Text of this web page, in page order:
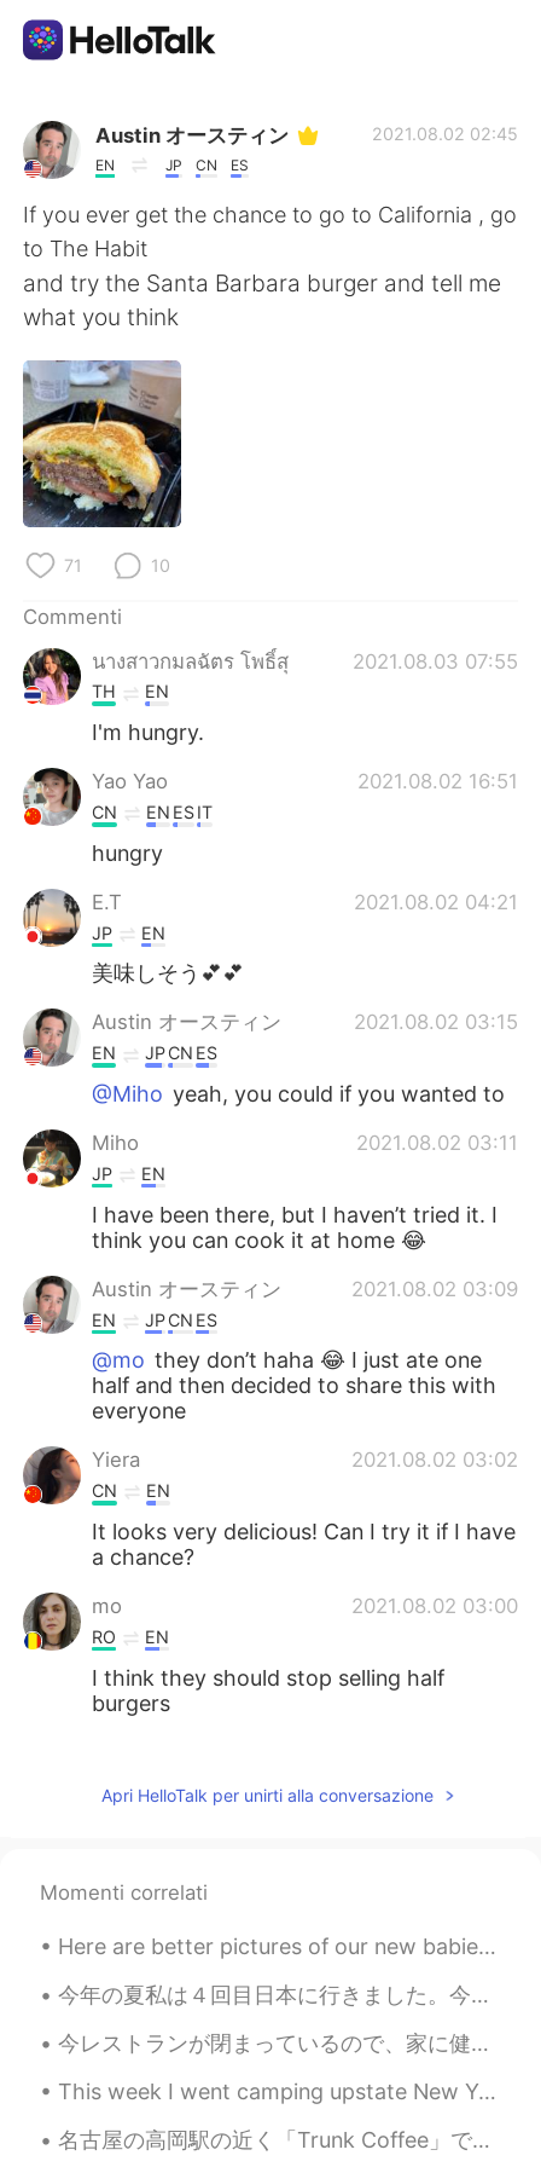
App di scambio linguistico
AI Grammar Checker
Italiano
English
繁體中文
العربية
Deutsch
한국어
ไทย Indonesia
Türkçe
Português
Austin オースティン
EN JP CN ES
2021.08.02 02:45
If you ever get the chance to go to California , go
to The Habit
and try the Santa Barbara burger and tell me
what you think
71 10
Commenti
นางสาวกมลฉัตร โพธิ์สุ
2021.08.03 07:55
TH EN
I'm hungry.
Yao Yao 2021.08.02 16:51
CN EN ESIT
hungry
E.T 2021.08.02 04:21
JP EN
美味しそう💕💕
Austin オースティン 2021.08.02 03:15
EN JPCN ES
@Miho yeah, you could if you wanted to
Miho 2021.08.02 03:11
JP EN
I have been there, but I haven’t tried it. I
think you can cook it at home 😂
Austin オースティン 2021.08.02 03:09
EN JPCN ES
@mo they don’t haha 😂 I just ate one
half and then decided to share this with
everyone
Yiera 2021.08.02 03:02
CN EN
It looks very delicious! Can I try it if I have
a chance?
mo 2021.08.02 03:00
RO EN
I think they should stop selling half
burgers
JP EN
Looks goooood🤤
Apri HelloTalk per unirti alla conversazione
Momenti correlati
Here are better pictures of our new babies Domino is black and white boy and Chip is tan and whit...
今年の夏私は４回目日本に行きました。今年も、１ヶ月ぐらいホームステイをしました。日本にいた時、日本語をもっと習わなければならないと気づきました。友達がいっぱいいますが、友達の考えと心情がよくわか...
今レストランが閉まっているので、家に健康的に食べようとしています。問題は、料理が好きじゃないで、そして下手ことです😂 だから主にオーブンまたはストーブを必要としないものを作ます。つまりたくさんサ...
This week I went camping upstate New York. As some of you may know I live in the city so it was n...
名古屋の高岡駅の近く「Trunk Coffee」です〜 小さいけどめっちゃ快適な雰囲気があります。 メニューはシンプルでも美味しい…コーヒーばっかり😊 あ、忘れてた…クラフトビールもあります！ ...